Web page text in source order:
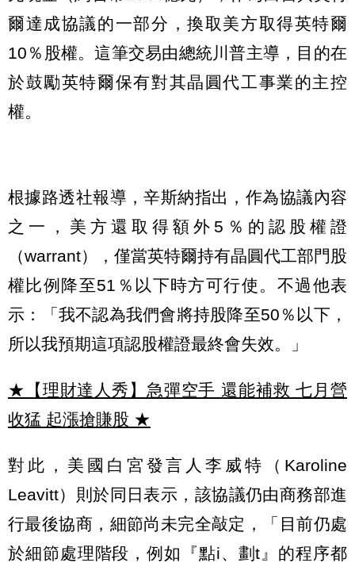
爾達成協議的一部分，換取美方取得英特爾
10％股權。這筆交易由總統川普主導，目的在
於鼓勵英特爾保有對其晶圓代工事業的主控
權。
根據路透社報導，辛斯納指出，作為協議內容
之一，美方還取得額外5％的認股權證
（warrant），僅當英特爾持有晶圓代工部門股
權比例降至51％以下時方可行使。不過他表
示：「我不認為我們會將持股降至50％以下，
所以我預期這項認股權證最終會失效。」
★【理財達人秀】急彈空手 還能補救 七月營
收猛 起漲搶賺股 ★
對此，美國白宮發言人李威特（Karoline
Leavitt）則於同日表示，該協議仍由商務部進
行最後協商，細節尚未完全敲定，「目前仍處
於細節處理階段，例如『點i、劃t』的程序都